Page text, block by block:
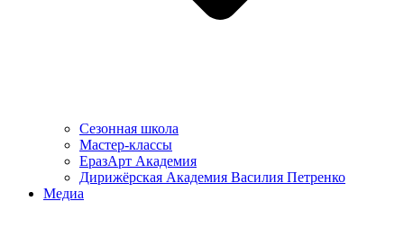
Сезонная школа
Мастер-классы
ЕразАрт Академия
Дирижёрская Академия Василия Петренко
Медиа